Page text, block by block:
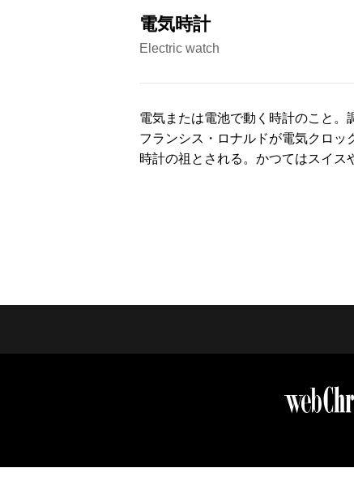
電気時計
Electric watch
電気または電池で動く時計のこと。
フランシス・ロナルドが電気クロ
時計の祖とされる。かつてはスイス